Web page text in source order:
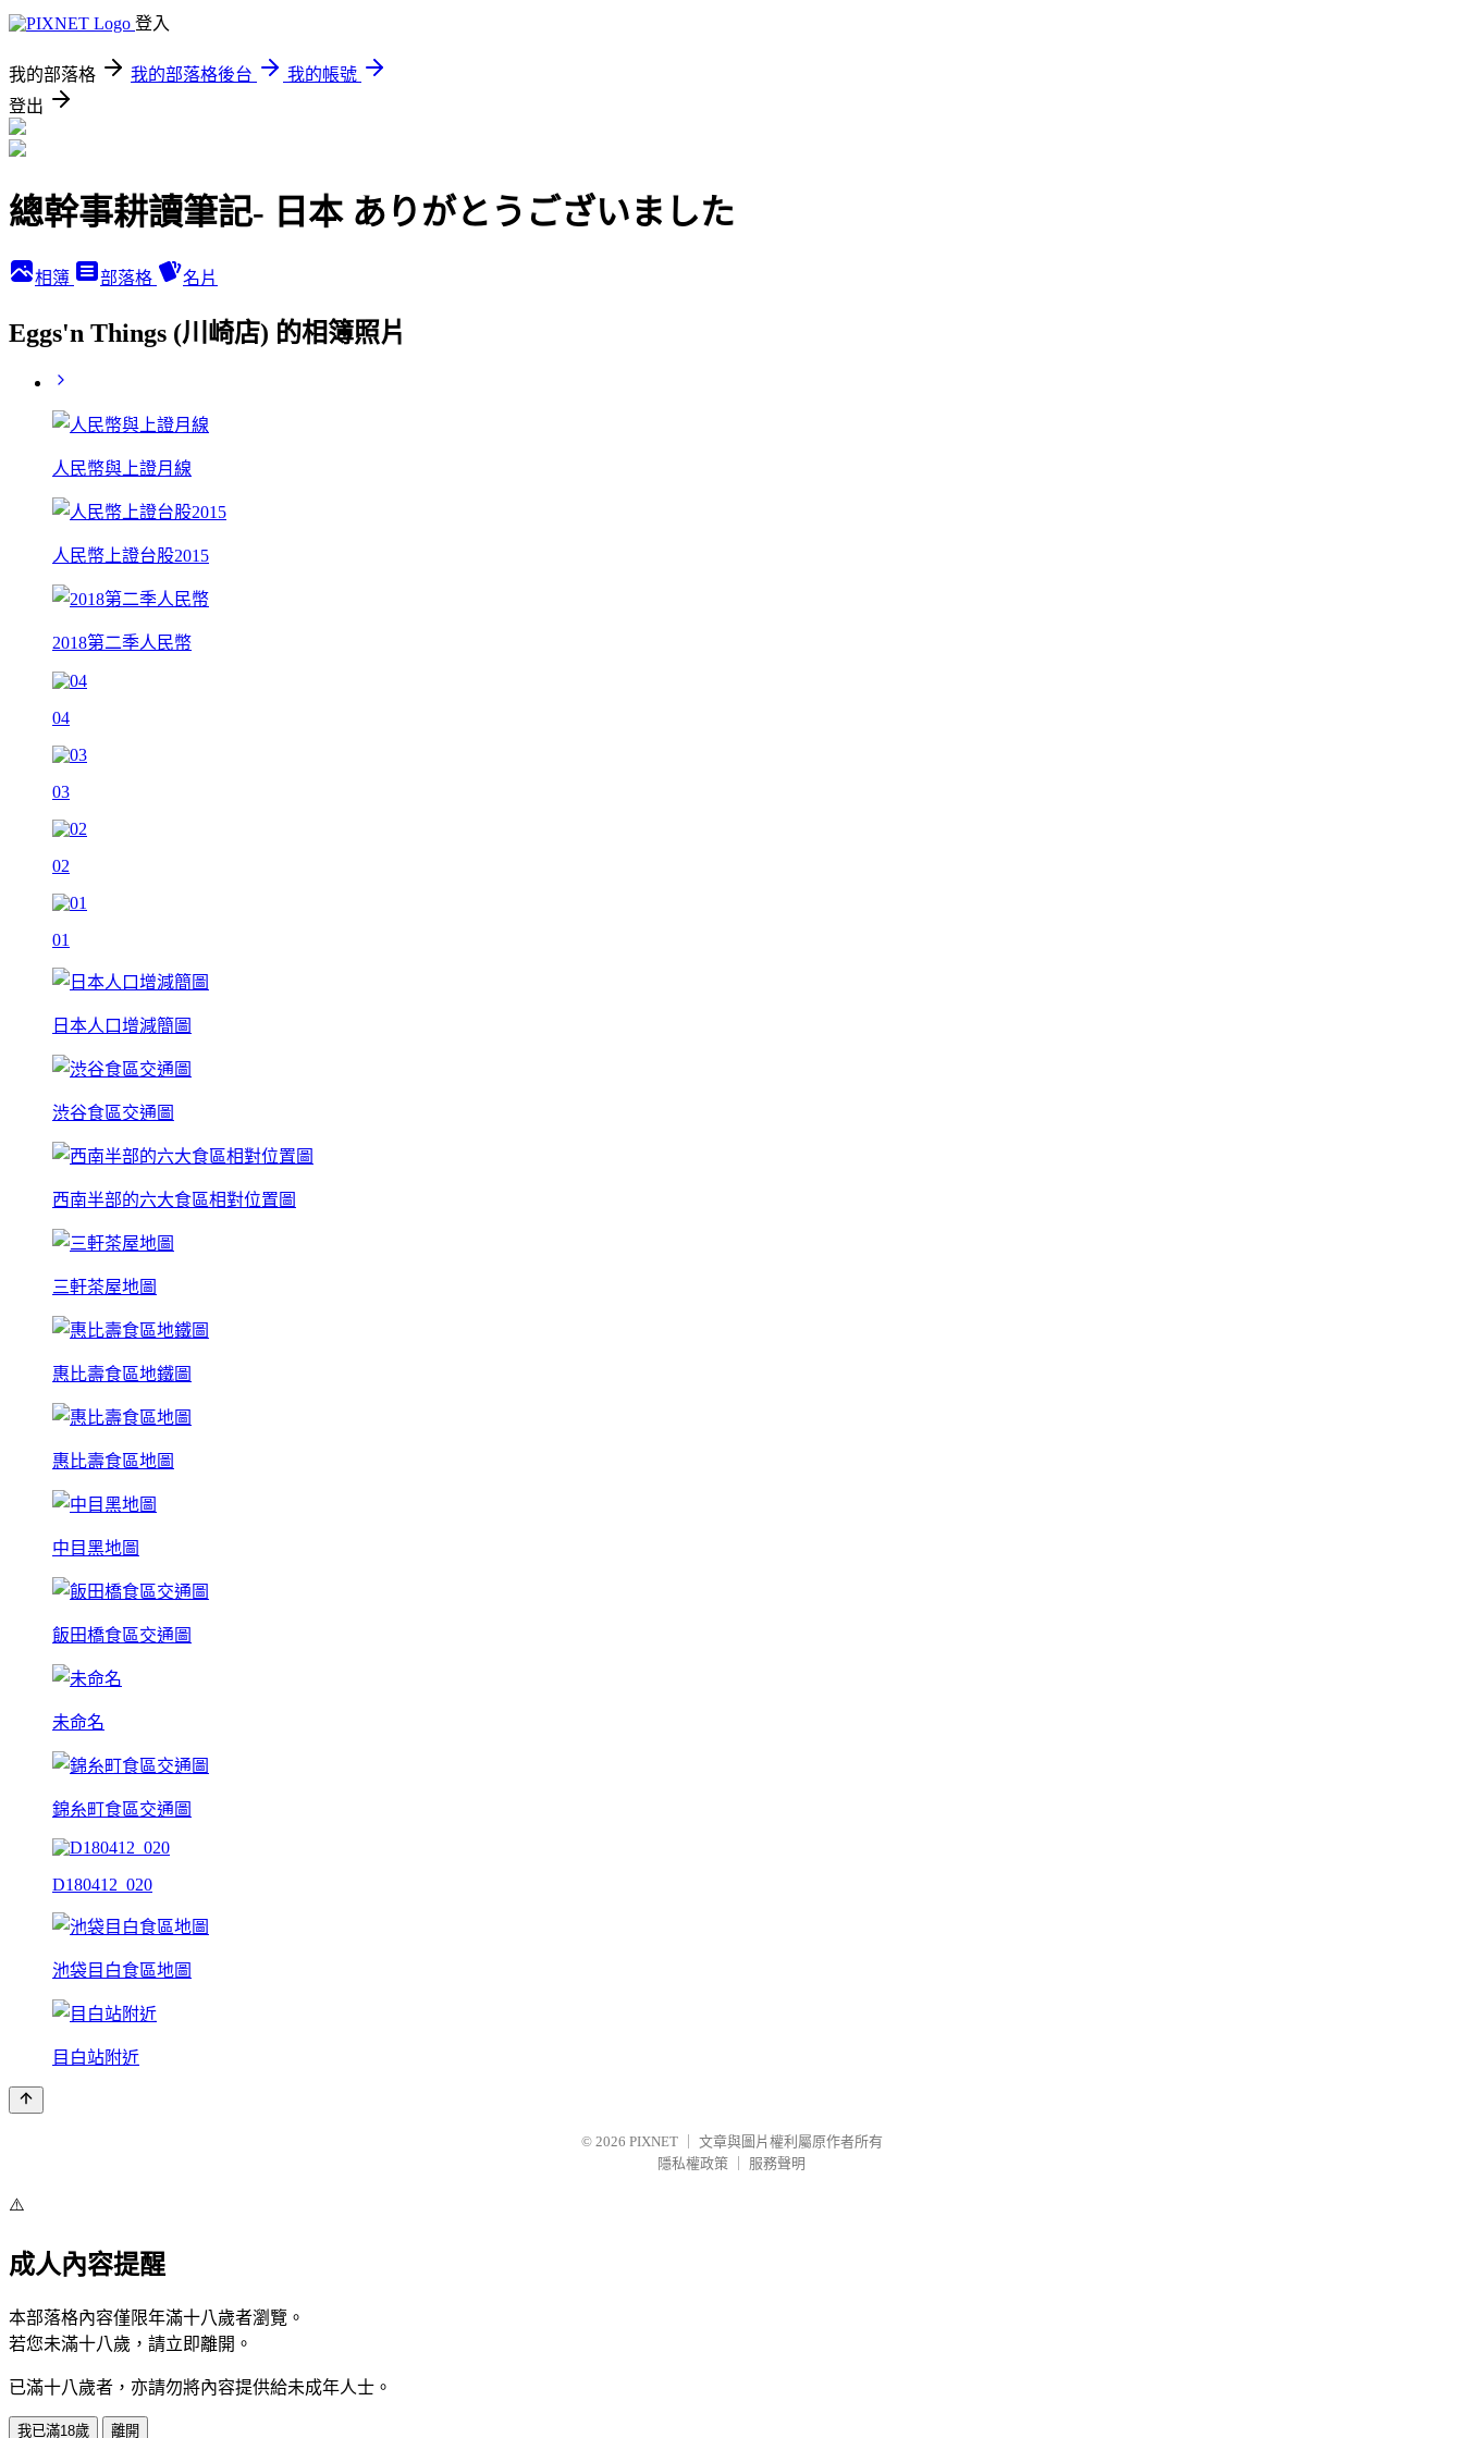
登入
我的部落格 我的部落格後台
我的帳號
登出
總幹事耕讀筆記- 日本 ありがとうございました
相簿 部落格 名片
Eggs'n Things (川崎店) 的相簿照片
人民幣與上證月線
人民幣上證台股2015
2018第二季人民幣
04
03
02
01
日本人口增減簡圖
渋谷食區交通圖
西南半部的六大食區相對位置圖
三軒茶屋地圖
惠比壽食區地鐵圖
惠比壽食區地圖
中目黑地圖
飯田橋食區交通圖
未命名
錦糸町食區交通圖
D180412_020
池袋目白食區地圖
目白站附近
© 2026 PIXNET
文章與圖片權利屬原作者所有
隱私權政策
服務聲明
⚠️
成人內容提醒
本部落格內容僅限年滿十八歲者瀏覽。
若您未滿十八歲，請立即離開。
已滿十八歲者，亦請勿將內容提供給未成年人士。
我已滿18歲 離開